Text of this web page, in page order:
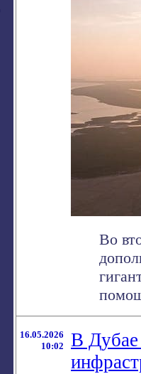
Во
16.05.2026
10:02
В Дубае